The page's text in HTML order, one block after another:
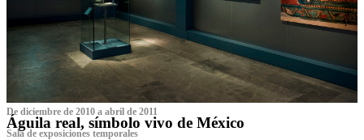
De diciembre de 2010 a abril de 2011
Águila real, símbolo vivo de México
Sala de exposiciones temporales